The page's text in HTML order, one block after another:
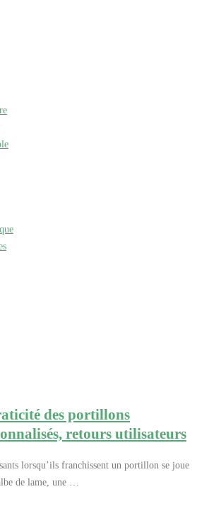
des portillons
retours utilisateurs
lorsqu’ils franchissent un portillon se joue
de lame, une …